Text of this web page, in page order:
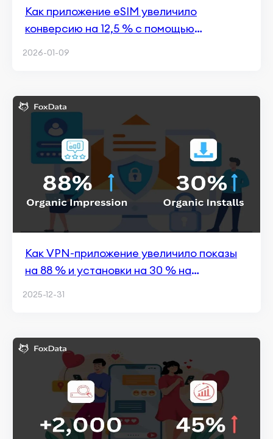
Как приложение eSIM увеличило
конверсию на 12,5 % с помощью
2026-01-09
Как VPN-приложение увеличило показы
на 88 % и установки на 30 % на
2025-12-31